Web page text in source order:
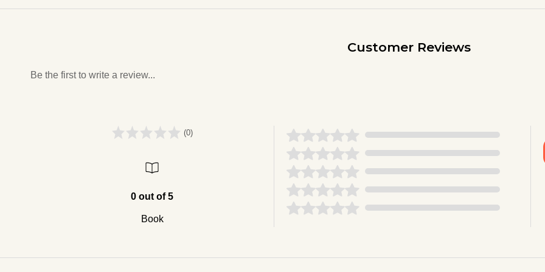
Customer Reviews
Be the first to write a review...
(0)
0 out of 5
Book